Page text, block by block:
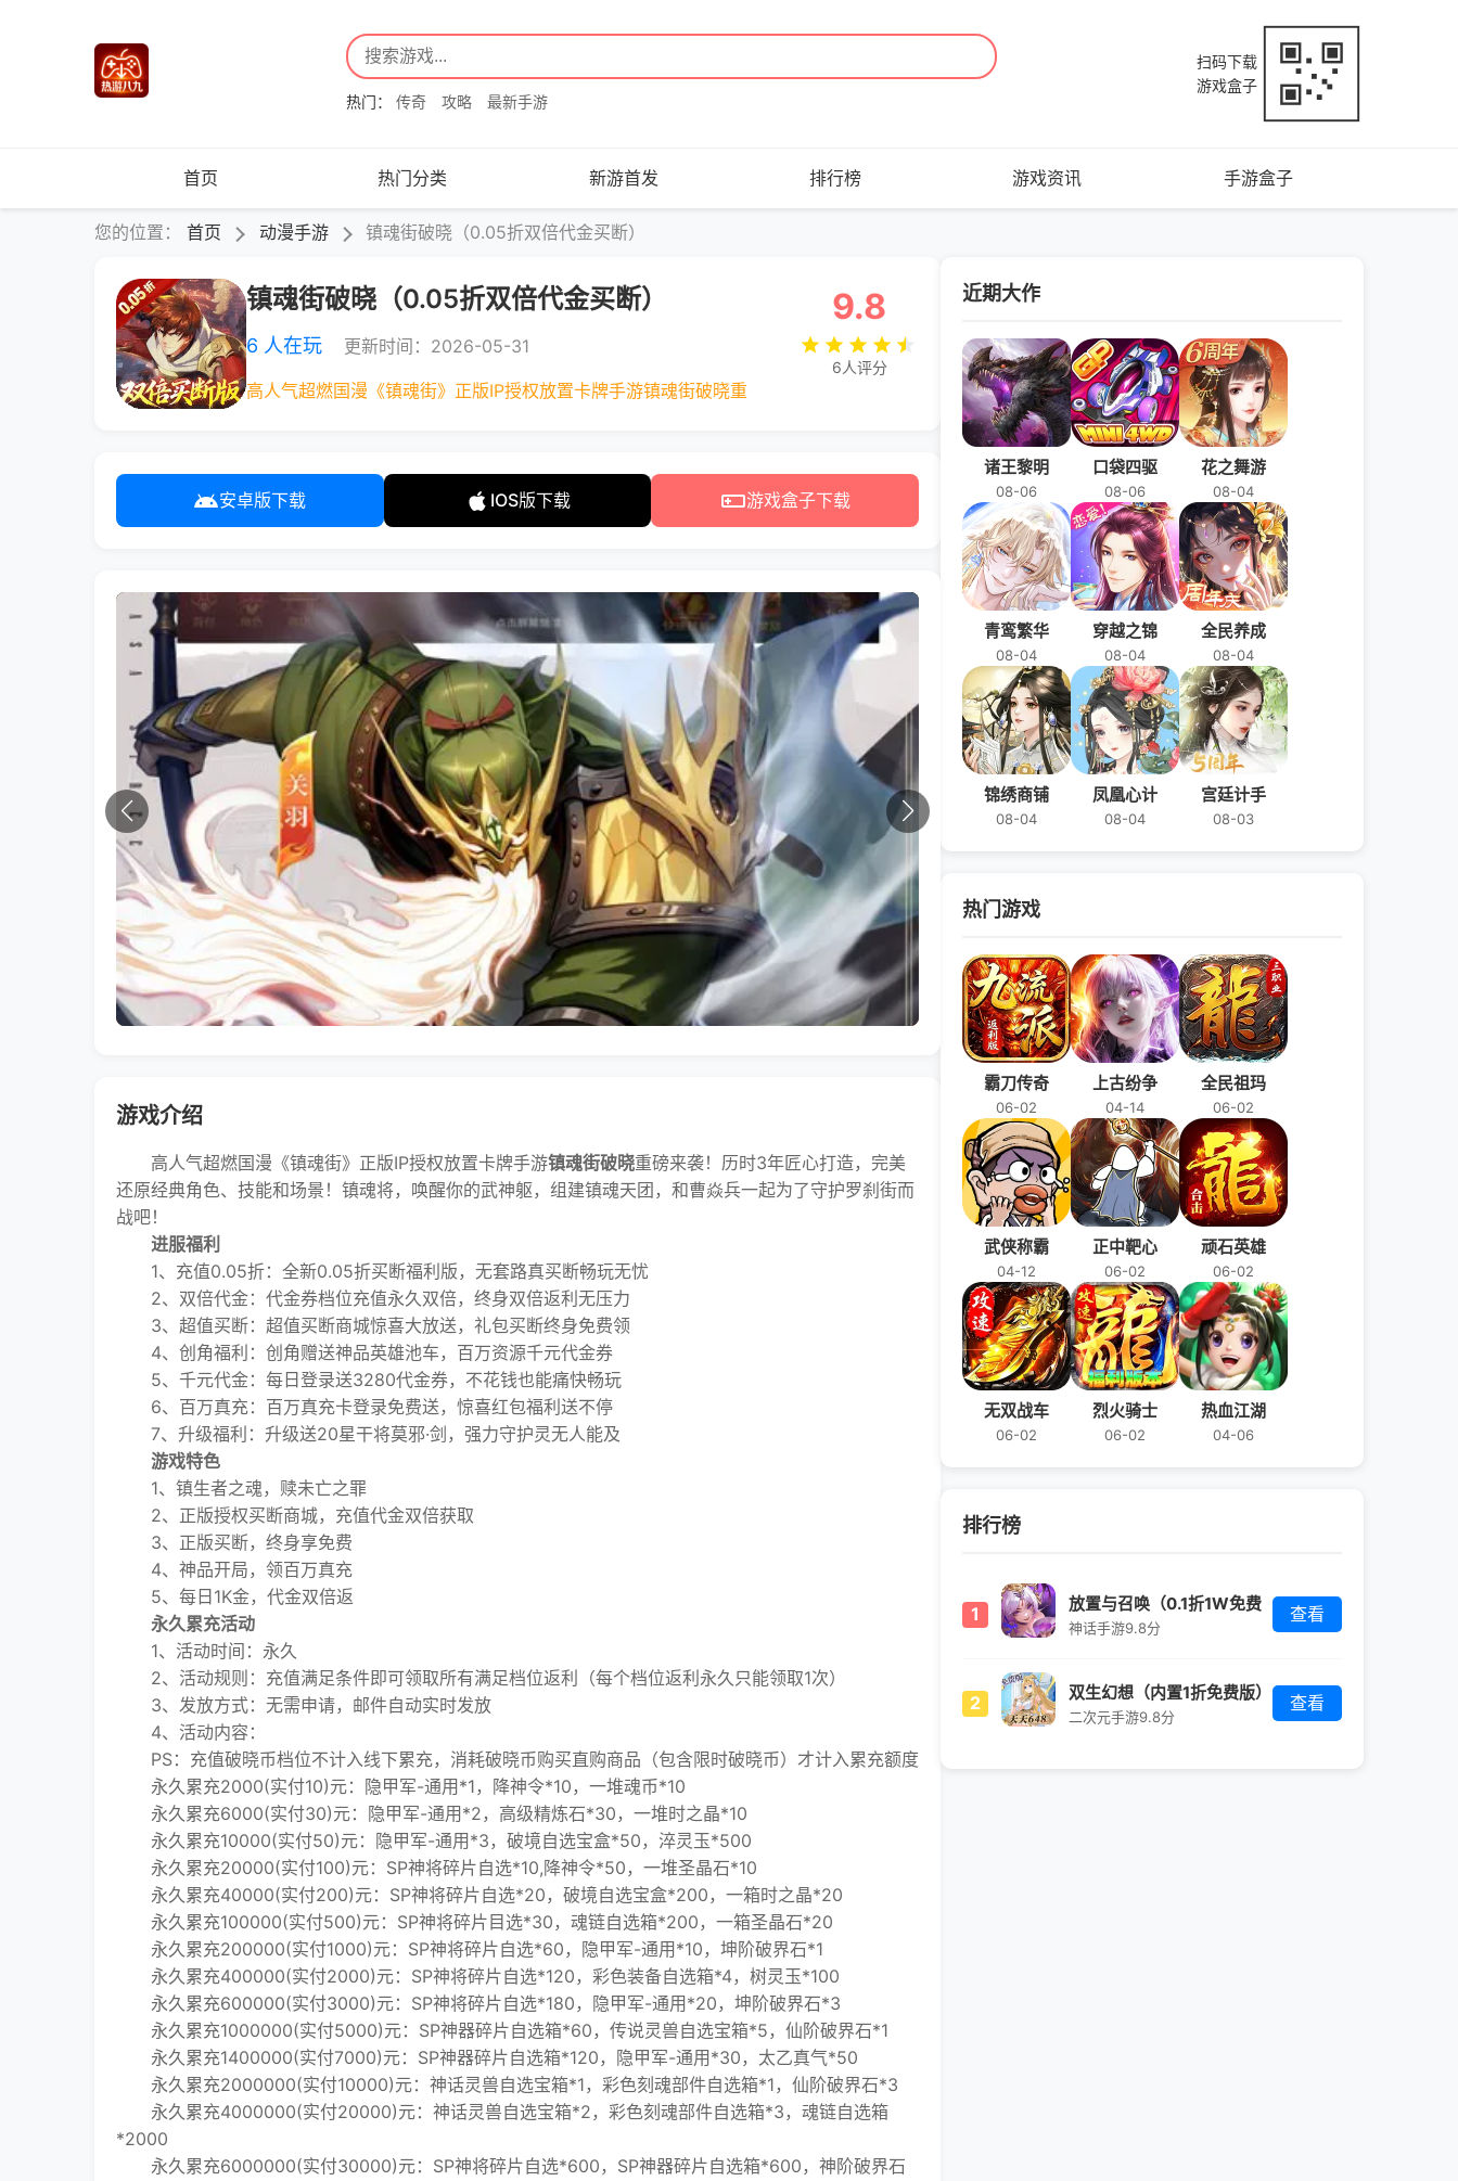
热门： 传奇 攻略 最新手游
扫码下载
游戏盒子
首页 热门分类 新游首发 排行榜 游戏资讯 手游盒子
您的位置： 首页 动漫手游 镇魂街破晓（0.05折双倍代金买断）
镇魂街破晓（0.05折双倍代金买断）
6 人在玩 更新时间：2026-05-31
高人气超燃国漫《镇魂街》正版IP授权放置卡牌手游镇魂街破晓重
9.8
6人评分
安卓版下载 IOS版下载 游戏盒子下载
游戏介绍
高人气超燃国漫《镇魂街》正版IP授权放置卡牌手游镇魂街破晓重磅来袭！历时3年匠心打造，完美
还原经典角色、技能和场景！镇魂将，唤醒你的武神躯，组建镇魂天团，和曹焱兵一起为了守护罗刹街而
战吧！
进服福利
1、充值0.05折：全新0.05折买断福利版，无套路真买断畅玩无忧
2、双倍代金：代金券档位充值永久双倍，终身双倍返利无压力
3、超值买断：超值买断商城惊喜大放送，礼包买断终身免费领
4、创角福利：创角赠送神品英雄池车，百万资源千元代金券
5、千元代金：每日登录送3280代金券，不花钱也能痛快畅玩
6、百万真充：百万真充卡登录免费送，惊喜红包福利送不停
7、升级福利：升级送20星干将莫邪·剑，强力守护灵无人能及
游戏特色
1、镇生者之魂，赎未亡之罪
2、正版授权买断商城，充值代金双倍获取
3、正版买断，终身享免费
4、神品开局，领百万真充
5、每日1K金，代金双倍返
永久累充活动
1、活动时间：永久
2、活动规则：充值满足条件即可领取所有满足档位返利（每个档位返利永久只能领取1次）
3、发放方式：无需申请，邮件自动实时发放
4、活动内容：
PS：充值破晓币档位不计入线下累充，消耗破晓币购买直购商品（包含限时破晓币）才计入累充额度
永久累充2000(实付10)元：隐甲军-通用*1，降神令*10，一堆魂币*10
永久累充6000(实付30)元：隐甲军-通用*2，高级精炼石*30，一堆时之晶*10
永久累充10000(实付50)元：隐甲军-通用*3，破境自选宝盒*50，淬灵玉*500
永久累充20000(实付100)元：SP神将碎片自选*10,降神令*50，一堆圣晶石*10
永久累充40000(实付200)元：SP神将碎片自选*20，破境自选宝盒*200，一箱时之晶*20
永久累充100000(实付500)元：SP神将碎片目选*30，魂链自选箱*200，一箱圣晶石*20
永久累充200000(实付1000)元：SP神将碎片自选*60，隐甲军-通用*10，坤阶破界石*1
永久累充400000(实付2000)元：SP神将碎片自选*120，彩色装备自选箱*4，树灵玉*100
永久累充600000(实付3000)元：SP神将碎片自选*180，隐甲军-通用*20，坤阶破界石*3
永久累充1000000(实付5000)元：SP神器碎片自选箱*60，传说灵兽自选宝箱*5，仙阶破界石*1
永久累充1400000(实付7000)元：SP神器碎片自选箱*120，隐甲军-通用*30，太乙真气*50
永久累充2000000(实付10000)元：神话灵兽自选宝箱*1，彩色刻魂部件自选箱*1，仙阶破界石*3
永久累充4000000(实付20000)元：神话灵兽自选宝箱*2，彩色刻魂部件自选箱*3，魂链自选箱
*2000
永久累充6000000(实付30000)元：SP神将碎片自选*600，SP神器碎片自选箱*600，神阶破界石
近期大作
诸王黎明
08-06
口袋四驱
08-06
花之舞游
08-04
青鸾繁华
08-04
穿越之锦
08-04
全民养成
08-04
锦绣商铺
08-04
凤凰心计
08-04
宫廷计手
08-03
热门游戏
霸刀传奇
06-02
上古纷争
04-14
全民祖玛
06-02
武侠称霸
04-12
正中靶心
06-02
顽石英雄
06-02
无双战车
06-02
烈火骑士
06-02
热血江湖
04-06
排行榜
1
放置与召唤（0.1折1W免费
版）
神话手游9.8分
查看
2 双生幻想（内置1折免费版）
二次元手游9.8分
查看